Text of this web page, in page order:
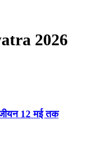
2026
12 मई तक